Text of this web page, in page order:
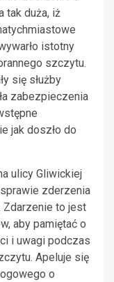
tak duża, iż
istotny
szczytu.
się służby
zabezpieczenia
jak doszło do
ulicy Gliwickiej
zderzenia
Zdarzenie to jest
aby pamiętać o
i uwagi podczas
Apeluje się
o